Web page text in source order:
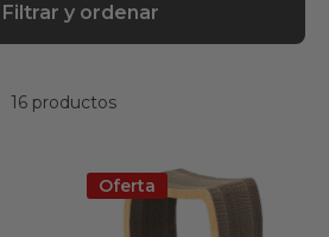
Filtrar y ordenar
16 productos
Oferta